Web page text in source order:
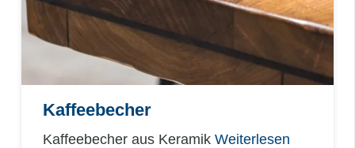
Kaffeebecher
Kaffeebecher aus Keramik Weiterlesen